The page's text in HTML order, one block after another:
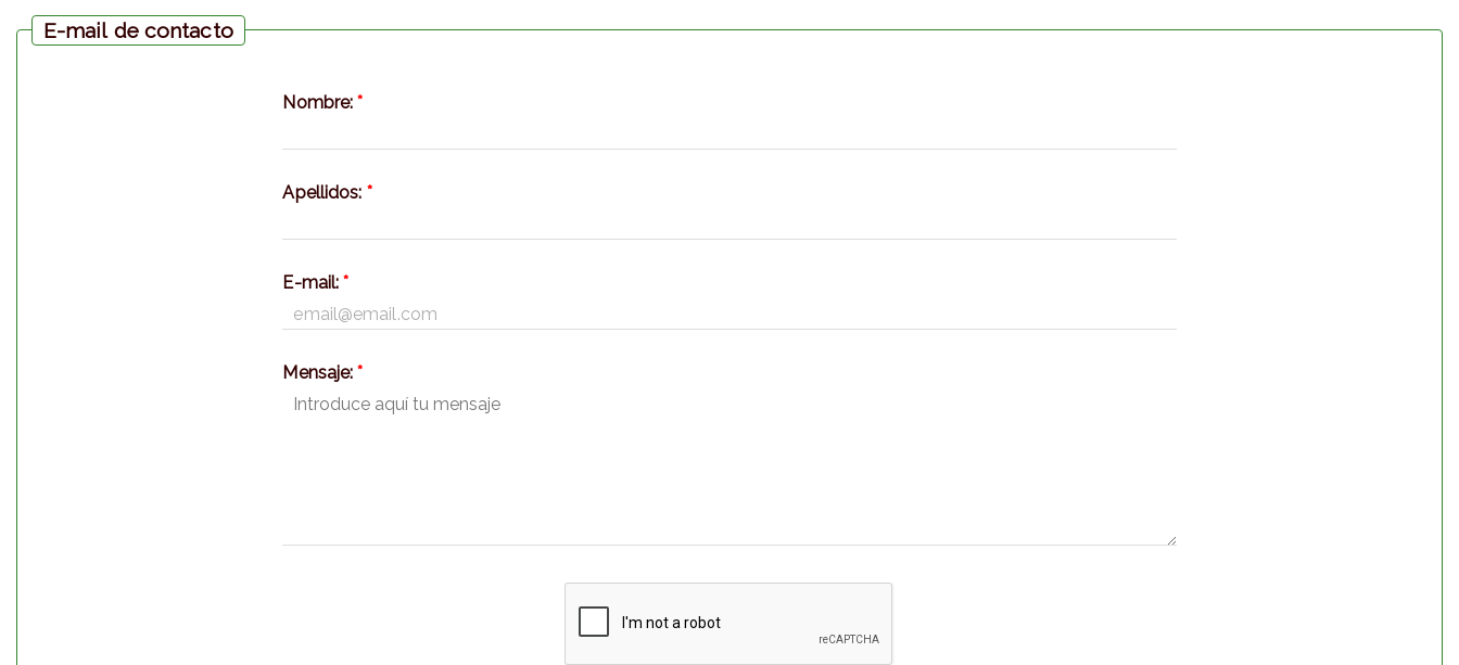
E-mail de contacto
Nombre:*
Apellidos: *
E-mail:*
Mensaje:*